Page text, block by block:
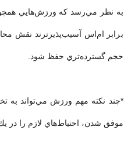
به نظر مي‌رسد که ورزش‌هايي
برابر ام‌اس آسيب‌پذيرترند نقش
حجم گسترده‌تري حفظ شود.
موفق شدن، احتياط‌هاي لازم را در